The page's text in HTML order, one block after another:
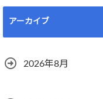
アーカイブ
2026年8月